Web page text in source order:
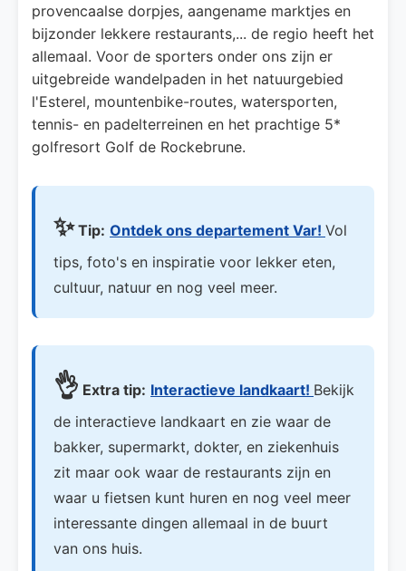
provencaalse dorpjes, aangename marktjes en
bijzonder lekkere restaurants,... de regio heeft het
allemaal. Voor de sporters onder ons zijn er
uitgebreide wandelpaden in het natuurgebied
l'Esterel, mountenbike-routes, watersporten,
tennis- en padelterreinen en het prachtige 5*
golfresort Golf de Rockebrune.
✨Tip: Ontdek ons departement Var! Vol
tips, foto's en inspiratie voor lekker eten,
cultuur, natuur en nog veel meer.
👌 Extra tip: Interactieve landkaart! Bekijk
de interactieve landkaart en zie waar de
bakker, supermarkt, dokter, en ziekenhuis
zit maar ook waar de restaurants zijn en
waar u fietsen kunt huren en nog veel meer
interessante dingen allemaal in de buurt
van ons huis.